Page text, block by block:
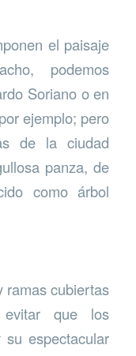
el paisaje
podemos
Soriano o en
ejemplo; pero
de la ciudad
panza, de
como árbol
ramas cubiertas
que los
espectacular